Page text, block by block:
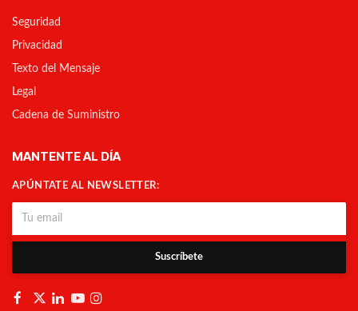
Seguridad
Privacidad
Texto del Mensaje
Legal
Cadena de Suministro
MANTENTE AL DÍA
APÚNTATE AL NEWSLETTER:
Suscríbete